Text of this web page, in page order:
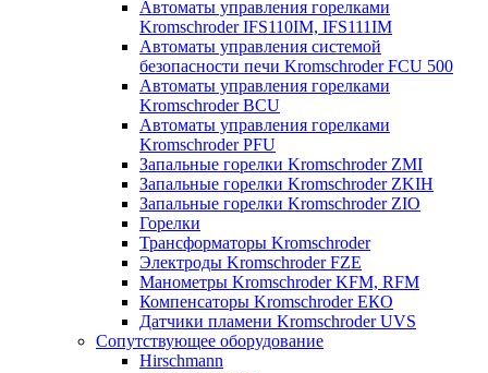
Автоматы управления горелками
Kromschroder IFS110IM, IFS111IM
Автоматы управления системой
безопасности печи Kromschroder FCU 500
Автоматы управления горелками
Kromschroder BCU
Автоматы управления горелками
Kromschroder PFU
Запальные горелки Kromschroder ZМI
Запальные горелки Kromschroder ZKIH
Запальные горелки Kromschroder ZIO
Горелки
Трансформаторы Kromschroder
Электроды Kromschroder FZE
Манометры Kromschroder KFM, RFM
Компенсаторы Kromschroder ЕКО
Датчики пламени Kromschroder UVS
Сопутствующее оборудование
Hirschmann